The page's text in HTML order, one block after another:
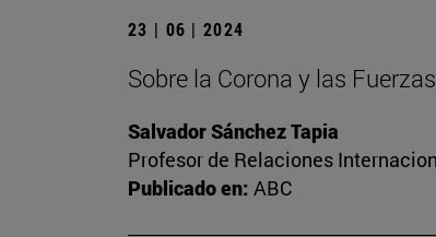
23 | 06 | 2024
Sobre la Corona y las
Salvador Sánchez Tapia
Profesor de Relaciones
Publicado en: ABC